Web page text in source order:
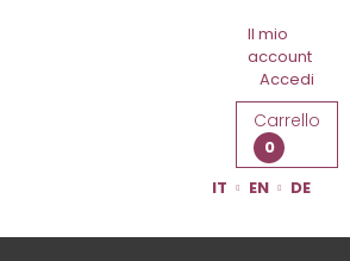
Il mio
account
Accedi
Carrello
0
IT
EN DE